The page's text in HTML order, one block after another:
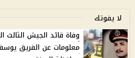
لا يفوتك
معلومات عن الفريق